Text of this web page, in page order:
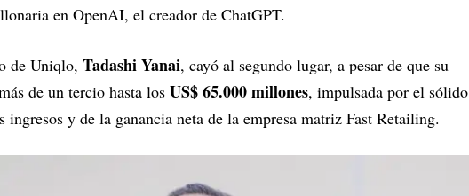
en OpenAI, el creador de ChatGPT.
de Uniqlo, Tadashi Yanai, cayó al segundo lugar, a pesar de que su
de un tercio hasta los US$ 65.000 millones, impulsada por el sólido
ingresos y de la ganancia neta de la empresa matriz Fast Retailing.